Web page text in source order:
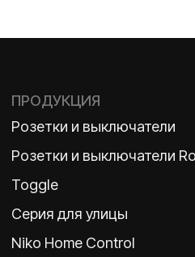
Политика конфиденциальности
ИНН 7710498979 ОГРН 1157746609350
ВКОНТАКТЕ